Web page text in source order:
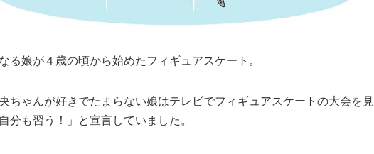
る娘が４歳の頃から始めたフィギュアスケート。
ちゃんが好きでたまらない娘はテレビでフィギュアスケートの大会を見
分も習う！」と宣言していました。